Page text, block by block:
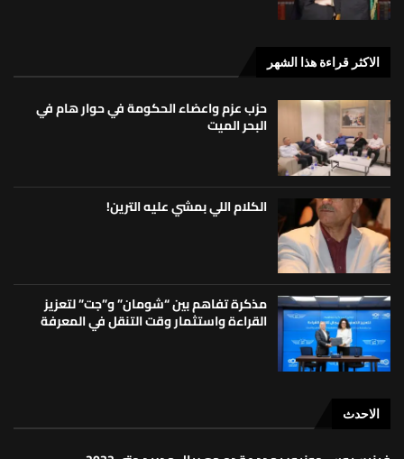
الاكثر قراءة هذا الشهر
حزب عزم واعضاء الحكومة في حوار هام في
البحر الميت
الكلام اللي بمشي عليه الترين!
مذكرة تفاهم بين “شومان” و”جت” لتعزيز
القراءة واستثمار وقت التنقل في المعرفة
الاحدث